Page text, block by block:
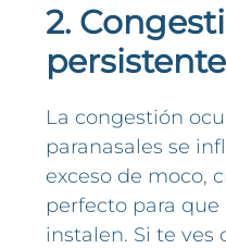
2.
persistente
La congestión
paranasales se
exceso de moco,
perfecto para que
instalen. Si te ves